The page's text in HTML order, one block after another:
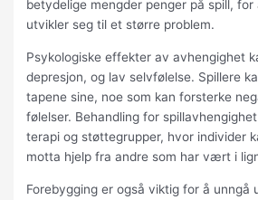
betydelige mengder penger på spill,
utvikler seg til et større problem.
Psykologiske effekter av avhengighet
depresjon, og lav selvfølelse. Spillere
tapene sine, noe som kan forsterke
følelser. Behandling for
terapi og støttegrupper, hvor individer
motta hjelp fra andre som har vært i
Forebygging er også viktig for å unngå